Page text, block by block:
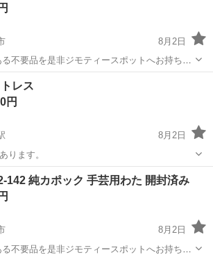
8月2日
要品を是非ジモティースポットへお持ち込
味・スポーツ・レジャー用品、こども用品、
家具、本、CD・DVDなどが無料でまとめて持
...
寝具
レス
円
8月2日
ります。
寝具
142 純カポック 手芸用わた 開封済み
8月2日
要品を是非ジモティースポットへお持ち込